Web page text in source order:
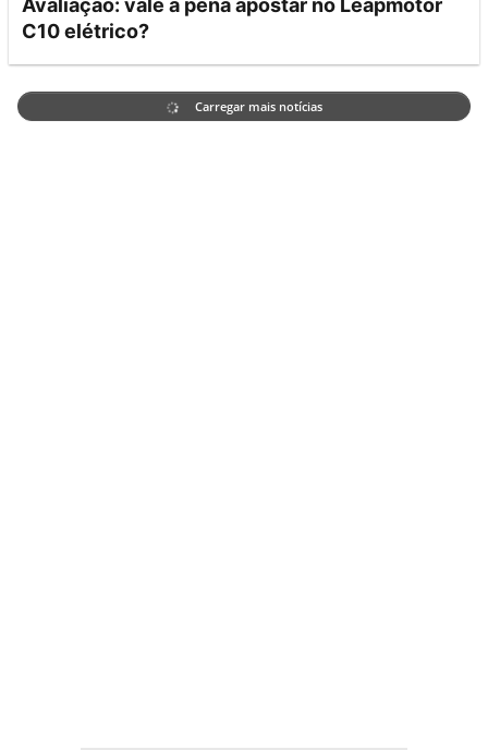
Avaliação: vale a pena apostar no Leapmotor
C10 elétrico?
Carregar mais notícias